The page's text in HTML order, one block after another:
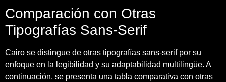
Comparación con Otras
Tipografías Sans-Serif
Cairo se distingue de otras tipografías sans-serif por su
enfoque en la legibilidad y su adaptabilidad multilingüe. A
continuación, se presenta una tabla comparativa con otras